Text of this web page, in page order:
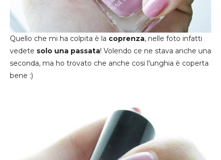
Quello che mi ha colpita è la coprenza, nelle foto infatti
vedete solo una passata! Volendo ce ne stava anche una
seconda, ma ho trovato che anche cosi l'unghia è coperta
bene :)